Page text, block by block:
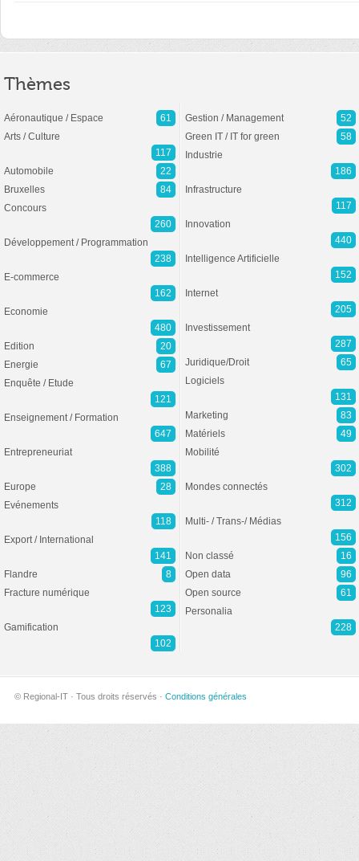
Thèmes
Aéronautique / Espace
61
Arts / Culture
117
Automobile
22
Bruxelles
84
Concours
260
Développement / Programmation
238
E-commerce
162
Economie
480
Edition
20
Energie
67
Enquête / Etude
121
Enseignement / Formation
647
Entrepreneuriat
388
Europe
28
Evénements
118
Export / International
141
Flandre
8
Fracture numérique
123
Gamification
102
Gestion / Management
52
Green IT / IT for green
58
Industrie
186
Infrastructure
117
Innovation
440
Intelligence Artificielle
152
Internet
205
Investissement
287
Juridique/Droit
65
Logiciels
131
Marketing
83
Matériels
49
Mobilité
302
Mondes connectés
312
Multi- / Trans-/ Médias
156
Non classé
16
Open data
96
Open source
61
Personalia
228
© Regional-IT · Tous droits réservés · Conditions générales